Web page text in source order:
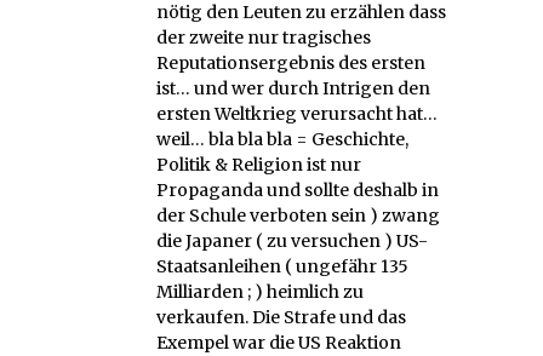
nötig den Leuten zu erzählen dass
der zweite nur tragisches
Reputationsergebnis des ersten
ist… und wer durch Intrigen den
ersten Weltkrieg verursacht hat…
weil… bla bla bla = Geschichte,
Politik & Religion ist nur
Propaganda und sollte deshalb in
der Schule verboten sein ) zwang
die Japaner ( zu versuchen ) US-
Staatsanleihen ( ungefähr 135
Milliarden ; ) heimlich zu
verkaufen. Die Strafe und das
Exempel war die US Reaktion